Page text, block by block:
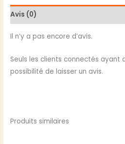
Fables
Avis (0)
Il n’y a pas encore d’avis.
Seuls les clients connectés
possibilité de laisser un avis.
Produits similaires